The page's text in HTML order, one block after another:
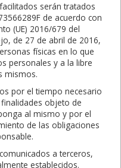
serán tratados
de acuerdo con
(UE) 2016/679 del
de 27 de abril de 2016,
físicas en lo que
personales y a la libre
mismos.
por el tiempo necesario
objeto de
al mismo y por el
de las obligaciones
a terceros,
establecidos.